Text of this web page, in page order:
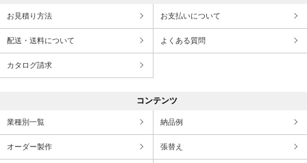
お見積り方法 お支払いについて
配送・送料について よくある質問
カタログ請求
コンテンツ
業種別一覧 納品例
オーダー製作 張替え